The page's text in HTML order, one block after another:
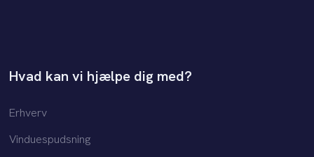
Hvad kan vi hjælpe dig med?
Erhverv
Vinduespudsning